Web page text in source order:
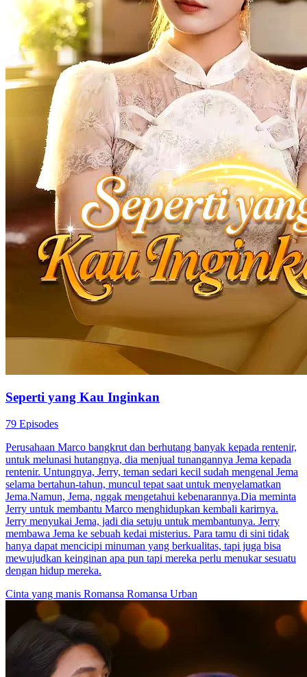
Seperti yang Kau Inginkan
79 Episodes
Perusahaan Marco bangkrut dan berhutang banyak kepada rentenir,
untuk melunasi hutangnya, dia menjual tunangannya Jema kepada
rentenir. Untungnya, Jerry, teman sedari kecil sudah mengenal Jema
selama bertahun-tahun, muncul tepat saat untuk menyelamatkan
Jema.Namun, Jema, nggak mengetahui kebenarannya.Dia meminta
Jerry untuk membantu Marco menghidupkan kembali karirnya.
Jerry menyukai Jema, jadi dia setuju untuk membantunya. Jerry
membawa Jema ke sebuah kedai misterius. Para tamu di sini tidak
hanya dapat mencicipi minuman yang berkualitas, tapi juga bisa
mewujudkan keinginan apa pun tapi mereka perlu menukar sesuatu
dengan hidup mereka.
Cinta yang manis Romansa Romansa Urban